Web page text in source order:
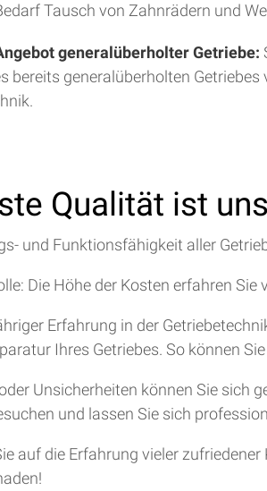
Tausch von Zahnrädern und
generalüberholter Getriebe:
bereits generalüberholten
Qualität ist
und Funktionsfähigkeit aller
Die Höhe der Kosten erfahren Sie
Erfahrung in der
Ihres Getriebes. So können
Unsicherheiten können Sie sich
und lassen Sie sich
auf die Erfahrung vieler